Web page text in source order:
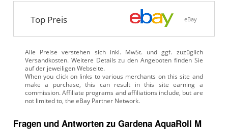
Top Preis eBay
Alle Preise verstehen sich inkl. MwSt. und ggf. zuzüglich
Versandkosten. Weitere Details zu den Angeboten finden Sie
auf der jeweiligen Webseite.
Fragen und Antworten zu Gardena AquaRoll M